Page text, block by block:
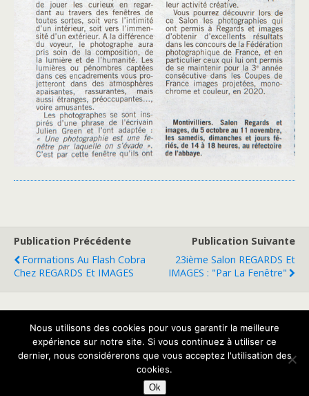
Publication Précédente
Formations Au Flash Cobra
Chez REGARDS Et IMAGES
Publication Suivante
23ième Salon REGARDS Et
IMAGES : "Par La Fenêtre"
Retour au début
Nous utilisons des cookies pour vous garantir la meilleure
expérience sur notre site. Si vous continuez à utiliser ce
dernier, nous considérerons que vous acceptez l'utilisation des
cookies.
Ok